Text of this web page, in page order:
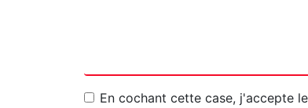
En cochant cette case, j'accepte